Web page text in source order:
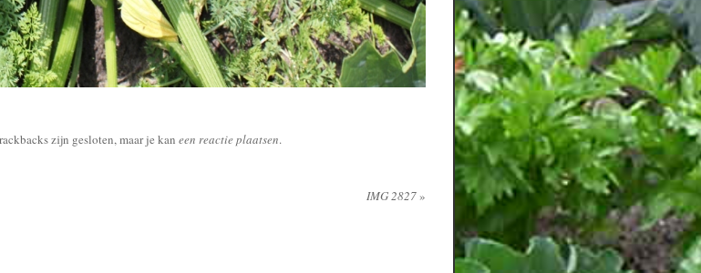
zijn gesloten, maar je kan een reactie plaatsen.
IMG 2827»